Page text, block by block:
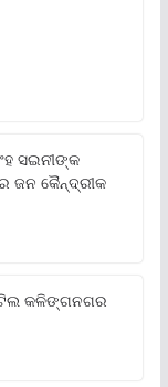
ସଇନୀଙ୍କ
ଜନ କୈନ୍ଦ୍ରୀକ
କଳିଙ୍ଗନଗର